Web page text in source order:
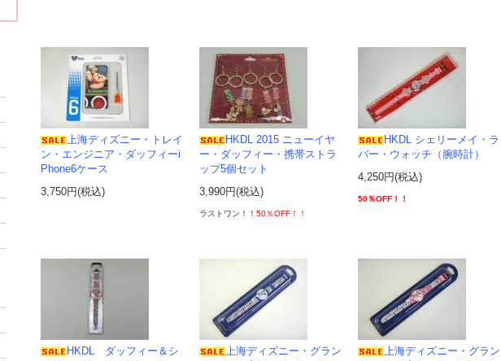
上海ディズニー・トレイ
ン・エンジニア・ダッフィーi
Phone6ケース
3,750円(税込)
HKDL 2015 ニューイヤ
ー・ダッフィー・携帯ストラ
ップ5個セット
3,990円(税込)
ラストワン！！ 50％OFF！！
HKDL シェリーメイ・ラ
バー・ウォッチ（腕時計）
4,250円(税込)
50％OFF！！
HKDL ダッフィー＆シ
上海ディズニー・グラン
上海ディズニー・グラン